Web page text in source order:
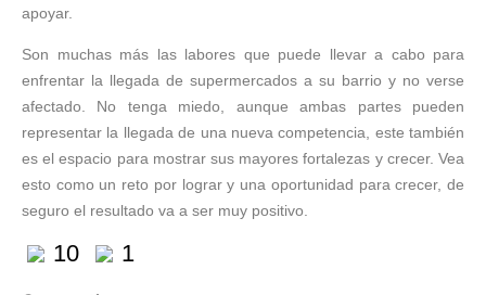
apoyar.
Son muchas más las labores que puede llevar a cabo para
enfrentar la llegada de supermercados a su barrio y no verse
afectado. No tenga miedo, aunque ambas partes pueden
representar la llegada de una nueva competencia, este también
es el espacio para mostrar sus mayores fortalezas y crecer. Vea
esto como un reto por lograr y una oportunidad para crecer, de
seguro el resultado va a ser muy positivo.
10 1